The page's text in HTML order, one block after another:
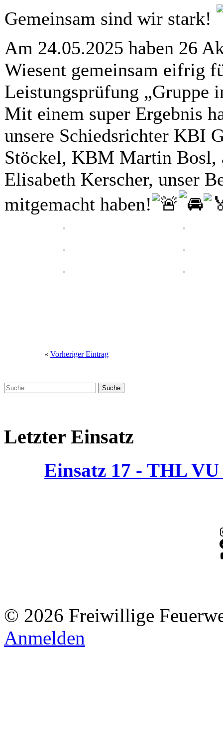
Gemeinsam sind wir stark!
Am 24.05.2025 haben 26
Wiesent gemeinsam eifrig
Leistungsprüfung „Gruppe
Mit einem super Ergebnis
unsere Schiedsrichter KBI
Stöckel, KBM Martin Bosl,
Elisabeth Kerscher, unser
mitgemacht haben!
« Vorheriger Eintrag
Letzter Einsatz
Einsatz 17 - THL
© 2026 Freiwillige
Anmelden